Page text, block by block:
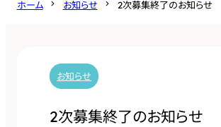
ホーム お知らせ 2次募集終了のお知らせ
お知らせ
2次募集終了のお知らせ